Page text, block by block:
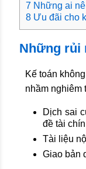
7 Những ai
8 Ưu đãi cho
Những rủi
Kế toán
nhầm nghiêm
Dịch sai
đề tài
Tài liệu
Giao bản